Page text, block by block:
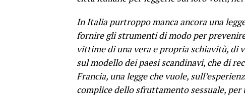
In Italia purtroppo manca ancora una
fornire gli strumenti di modo per
vittime di una vera e propria schiavitù, di
sul modello dei paesi scandinavi, che di
Francia, una legge che vuole,
complice dello sfruttamento sessuale,